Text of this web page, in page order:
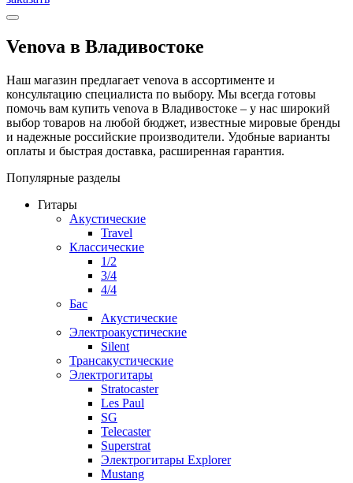
Venova в Владивостоке
Наш магазин предлагает venova в ассортименте и
консультацию специалиста по выбору. Мы всегда готовы
помочь вам купить venova в Владивостоке – у нас широкий
выбор товаров на любой бюджет, известные мировые бренды
и надежные российские производители. Удобные варианты
оплаты и быстрая доставка, расширенная гарантия.
Популярные разделы
Гитары
Акустические
Travel
Классические
1/2
3/4
4/4
Бас
Акустические
Электроакустические
Silent
Трансакустические
Электрогитары
Stratocaster
Les Paul
SG
Telecaster
Superstrat
Электрогитары Explorer
Mustang